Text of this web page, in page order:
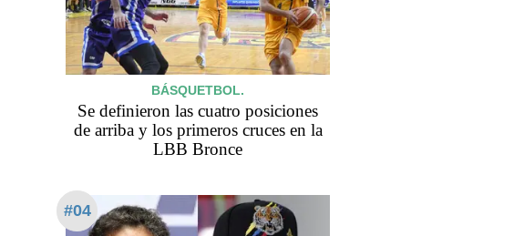
BÁSQUETBOL.
Se definieron las cuatro posiciones
de arriba y los primeros cruces en la
LBB Bronce
#04